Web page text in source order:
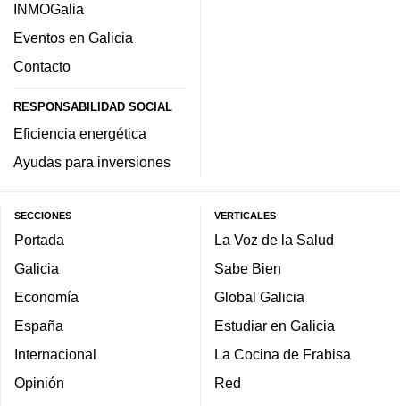
INMOGalia
Eventos en Galicia
Contacto
RESPONSABILIDAD SOCIAL
Eficiencia energética
Ayudas para inversiones
SECCIONES
Portada
Galicia
Economía
España
Internacional
Opinión
VERTICALES
La Voz de la Salud
Sabe Bien
Global Galicia
Estudiar en Galicia
La Cocina de Frabisa
Red